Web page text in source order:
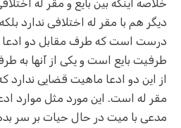
خلاصه اینکه بین بایع و مقر له
دیگر هم با مقر له اختلافی ندارد
درست است که طرف مقابل دو ادعا
طرفیت بایع است و یکی از آنها به
از این دو ادعا ماهیت قضایی
مقر له است. این مورد مثل موارد
مدعی با میت در حال حیات بر سر